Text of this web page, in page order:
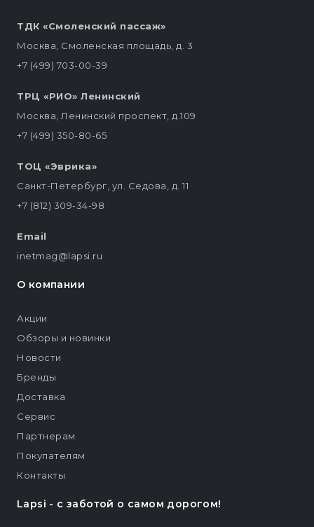
Lapsi - c заботой о самом дорогом!
ТДК «Смоленский пассаж»
Москва, Смоленская площадь, д. 3
+7 (499) 703-00-39
ТРЦ «РИО» Ленинский
Москва, Ленинский проспект, д.109
+7 (499) 350-80-65
ТОЦ «Эврика»
Санкт-Петербург, ул. Седова, д. 11
+7 (812) 309-34-98
Email
inetmag@lapsi.ru
О компании
Акции
Обзоры и новинки
Новости
Бренды
Доставка
Сервис
Партнерам
Покупателям
Контакты